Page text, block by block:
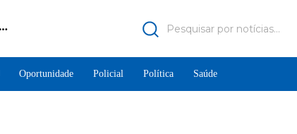
Pesquisar por notícias...
Oportunidade Policial Política Saúde